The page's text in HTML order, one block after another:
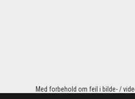
Med forbehold om feil i bilde- /